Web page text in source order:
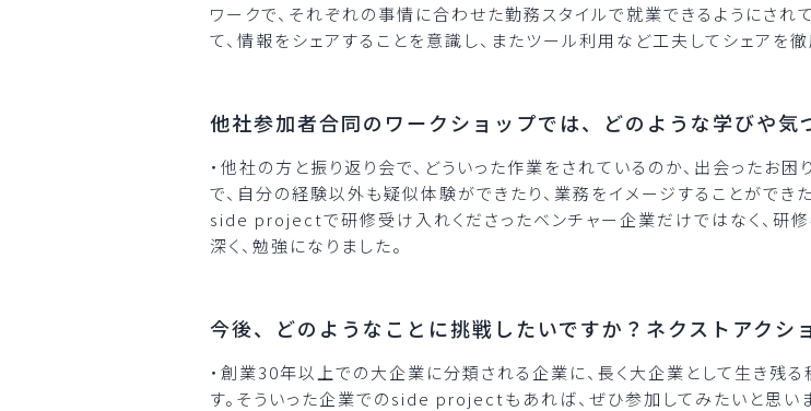
ワークで、それぞれの事情に合わせた勤務スタイルで就業できるようにさ
て、情報をシェアすることを意識し、またツール利用など工夫してシェアを徹
他社参加者合同のワークショップでは、どのような学びや気
・他社の方と振り返り会で、どういった作業をされているのか、出会ったお
で、自分の経験以外も疑似体験ができたり、業務をイメージすることができた
side projectで研修受け入れくださったベンチャー企業だけではなく、研
深く、勉強になりました。
今後、どのようなことに挑戦したいですか？ネクストアクシ
・創業30年以上での大企業に分類される企業に、長く大企業として生き残
す。そういった企業でのside projectもあれば、ぜひ参加してみたいと思